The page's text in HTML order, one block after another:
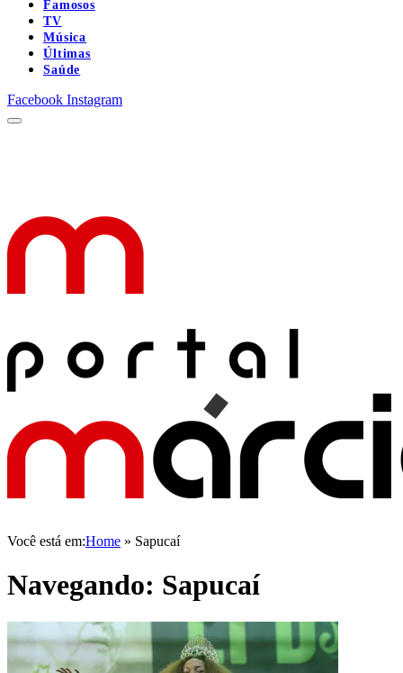
Famosos
TV
Música
Últimas
Saúde
Facebook Instagram
Você está em:Home » Sapucaí
Navegando: Sapucaí